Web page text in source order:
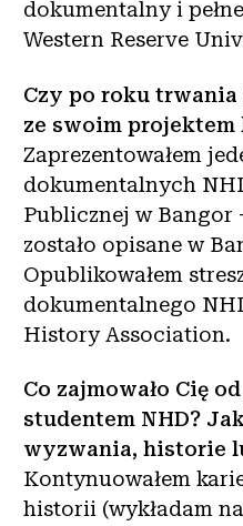
dokumentalny i
Western Reserve
Czy po roku trwania
ze swoim projektem
Zaprezentowałem
dokumentalnych
Publicznej w Bangor
zostało opisane w
Opublikowałem
dokumentalnego
History Association.
Co zajmowało Cię
studentem NHD?
wyzwania, historie
Kontynuowałem
historii (wykładam